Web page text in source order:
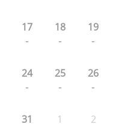
17
-
18
-
19
-
24
-
25
-
26
-
31 1 2